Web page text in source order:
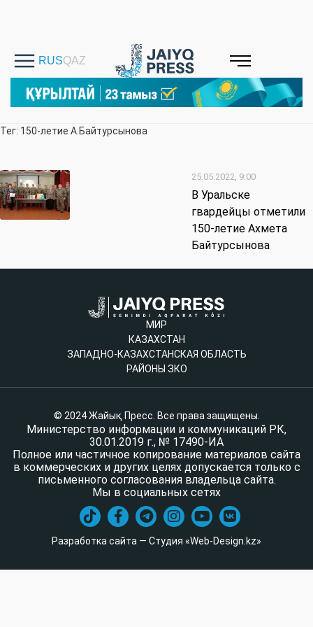
Тег: 150-летие А.Байтурсынова
25.05.2022, 9:00
В Уральске
гвардейцы отметили
150-летие Ахмета
Байтурсынова
МИР
КАЗАХСТАН
ЗАПАДНО-КАЗАХСТАНСКАЯ ОБЛАСТЬ
РАЙОНЫ ЗКО
© 2024 Жайық Пресс. Все права защищены.
Министерство информации и коммуникаций РК,
30.01.2019 г., № 17490-ИА
Полное или частичное копирование материалов сайта
в коммерческих и других целях допускается только с
письменного согласования владельца сайта.
Мы в социальных сетях
Разработка сайта — Студия «Web-Design.kz»